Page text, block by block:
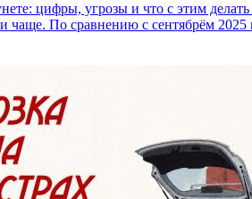
цифры, угрозы и что с этим делать
чаще. По сравнению с сентябрём 2025